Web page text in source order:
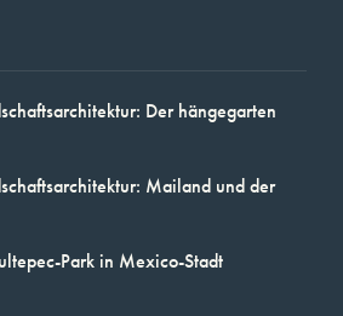
Der hängegarten
Mailand und der
Park in Mexico-Stadt